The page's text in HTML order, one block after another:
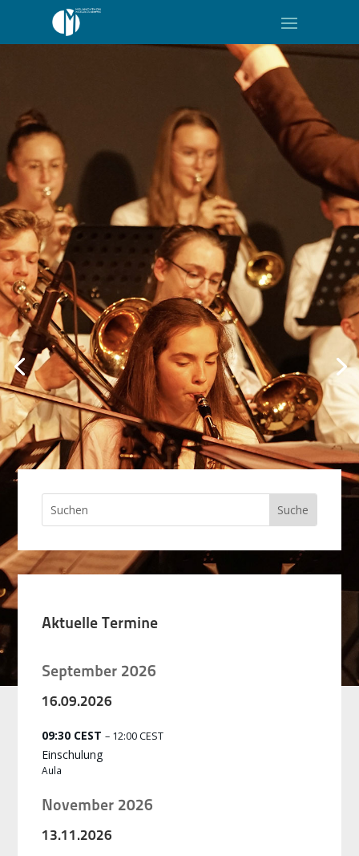
Aktuelle Termine
September 2026
16.09.2026
09:30 CEST– 12:00 CEST
Einschulung
Aula
November 2026
13.11.2026